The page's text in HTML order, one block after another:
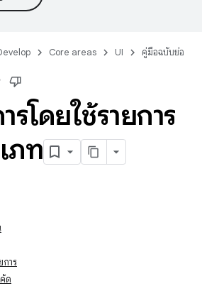
Core areas UI คู่มือฉบับย่อ
รโดยใช้รายการ
ภท
การ
ด